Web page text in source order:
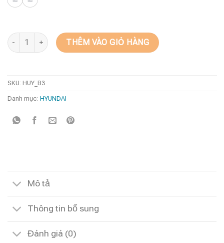
Bao da chìa khoá xe Hyundai Santafe 2013-2018 số lượng
THÊM VÀO GIỎ HÀNG
SKU: HUY_B3
Danh mục: HYUNDAI
Mô tả
Thông tin bổ sung
Đánh giá (0)